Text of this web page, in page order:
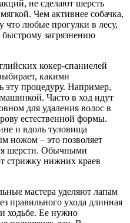
не сделают шерсть
Чем активнее собачка,
любые прогулки в лесу,
загрязнению
кокер-спаниелей
какими
эту процедуру. Например,
Часто в ход идут
для удаления волос в
естественной формы.
и вдоль туловища
ножом – это позволяет
шерсти. Обычными
стрижку нижних краев
мастера уделяют лапам
правильного ухода длинная
ходьбе. Ее нужно